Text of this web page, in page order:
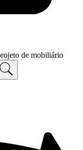
de mobiliário